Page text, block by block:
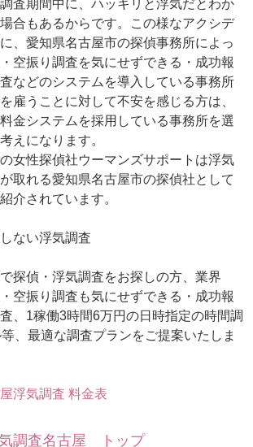
査期間中に、ハッキリと浮気だとわか
合もあるからです。この様なアクシデ
、愛知県名古屋市の探偵事務所によっ
空振り調査を気にせずできる・成功報
などのシステムを導入している事務所
雇うことに対して不安を感じる方は、
金システムを採用している事務所を選
えになります。
女性探偵社ウーマンズサポートは浮気
取れる愛知県名古屋市の探偵社として
介されています。
ない浮気調査
探偵・浮気調査をお探しの方、業界
空振り調査も気にせずできる・成功報
、1稼働3時間6万円の日時指定の時間調
、最適な調査プランをご提案いたしま
浮気調査 料金表
調査名古屋 トップ